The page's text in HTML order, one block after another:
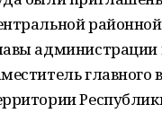
администрации